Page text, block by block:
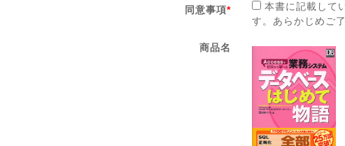
同意事項*
本書に記載して
す。あらかじめご
商品名